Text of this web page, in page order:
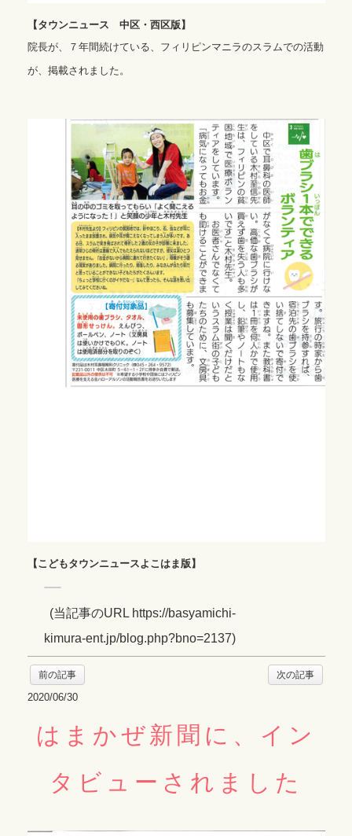
【タウンニュース 中区・西区版】
院長が、７年間続けている、フィリピンマニラのスラムでの活動
が、掲載されました。
【こどもタウンニュースよこはま版】
(当記事のURL https://basyamichi-
kimura-ent.jp/blog.php?bno=2137)
前の記事 次の記事
2020/06/30
はまかぜ新聞に、イン
タビューされました